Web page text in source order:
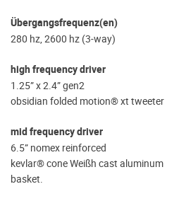
Übergangsfrequenz(en)
280 hz, 2600 hz (3-way)
high frequency driver
1.25” x 2.4” gen2
obsidian folded motion® xt tweeter
mid frequency driver
6.5” nomex reinforced
kevlar® cone Weißh cast aluminum
basket.